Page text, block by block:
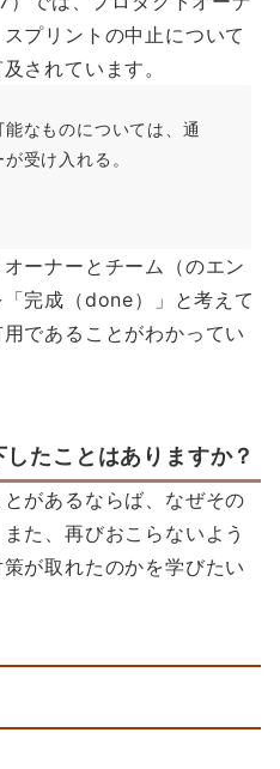
プリントの中止について
されています。
なものについては、通
受け入れる。
ーナーとチーム（のエン
完成（done）」と考えて
であることがわかってい
たことはありますか？
があるならば、なぜその
た、再びおこらないよう
が取れたのかを学びたい